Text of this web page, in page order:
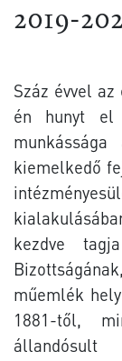
2019-
Száz évvel
én hunyt el
kiemelkedő
kezdve
műemlék
1881-től,
állandósult